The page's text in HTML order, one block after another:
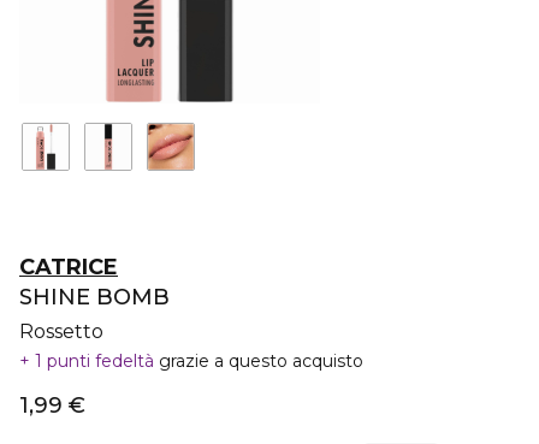
CATRICE
SHINE BOMB
Rossetto
1 punti fedeltà grazie a questo acquisto
1,99 €